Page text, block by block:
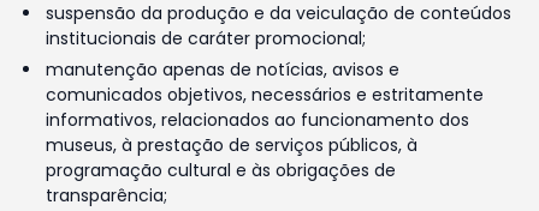
suspensão da produção e da veiculação de conteúdos
institucionais de caráter promocional;
manutenção apenas de notícias, avisos e
comunicados objetivos, necessários e estritamente
informativos, relacionados ao funcionamento dos
museus, à prestação de serviços públicos, à
programação cultural e às obrigações de
transparência;